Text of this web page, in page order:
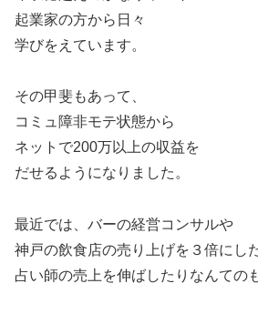
起業家の方から日々
学びをえています。
その甲斐もあって、
コミュ障非モテ状態から
ネットで200万以上の収益を
だせるようになりました。
最近では、バーの経営コンサルや
神戸の飲食店の売り上げを３倍にし
占い師の売上を伸ばしたりなんての